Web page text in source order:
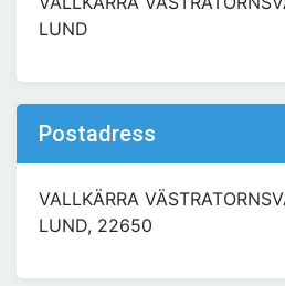
LUND
Postadress
VALLKÄRRA
LUND, 22650